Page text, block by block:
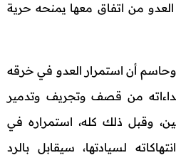
من اتفاق معها يمنحه حرية
أن استمرار العدو في خرقه
من قصف وتجريف وتدمير
وقبل ذلك كله، استمراره في
لسيادتها، سيقابل بالرد